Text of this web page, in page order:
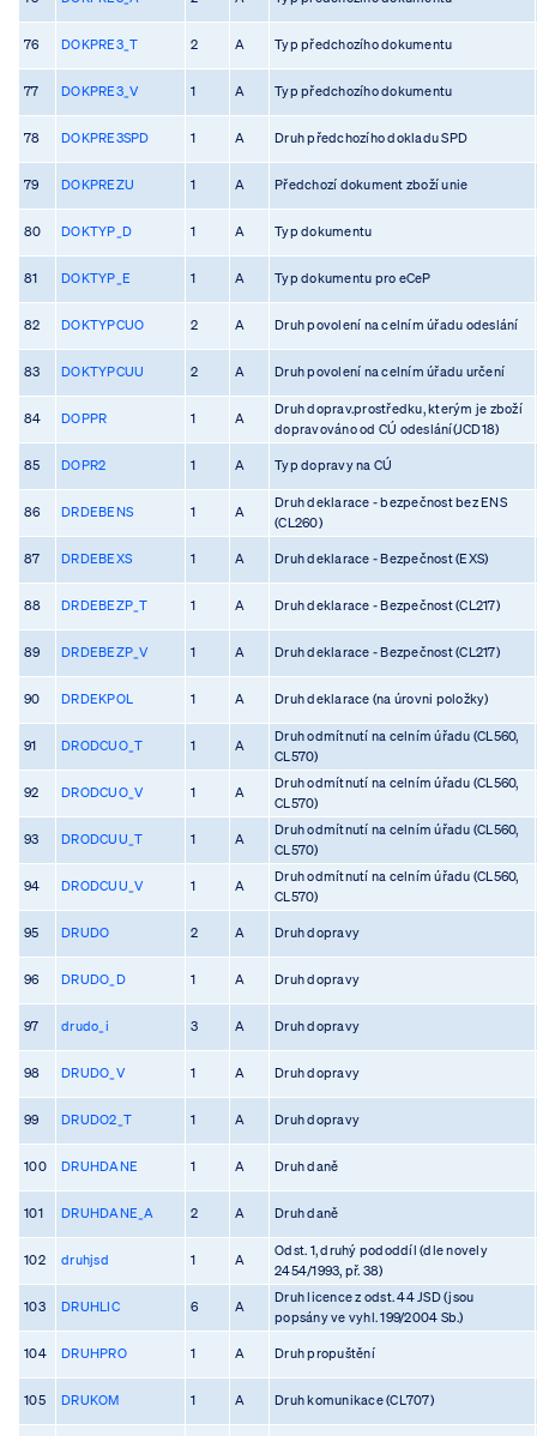
76 DOKPRE3_T 2 A Typ předchozího dokumentu
77 DOKPRE3_V 1 A Typ předchozího dokumentu
78 DOKPRE3SPD 1 A Druh předchozího dokladu SPD
79 DOKPREZU 1 A Předchozí dokument zboží unie
80 DOKTYP_D 1 A Typ dokumentu
81 DOKTYP_E 1 A Typ dokumentu pro eCeP
82 DOKTYPCUO 2 A Druh povolení na celním úřadu odeslání
83 DOKTYPCUU 2 A Druh povolení na celním úřadu určení
84 DOPPR 1 A
Druh doprav.prostředku, kterým je zboží
dopravováno od CÚ odeslání(JCD18)
85 DOPR2 1 A Typ dopravy na CÚ
86 DRDEBENS 1 A
Druh deklarace - bezpečnost bez ENS
(CL260)
87 DRDEBEXS 1 A Druh deklarace - Bezpečnost (EXS)
88 DRDEBEZP_T 1 A Druh deklarace - Bezpečnost (CL217)
89 DRDEBEZP_V 1 A Druh deklarace - Bezpečnost (CL217)
90 DRDEKPOL 1 A Druh deklarace (na úrovni položky)
91 DRODCUO_T 1 A
Druh odmítnutí na celním úřadu (CL560,
CL570)
92 DRODCUO_V 1 A
Druh odmítnutí na celním úřadu (CL560,
CL570)
93 DRODCUU_T 1 A
Druh odmítnutí na celním úřadu (CL560,
CL570)
94 DRODCUU_V 1 A
Druh odmítnutí na celním úřadu (CL560,
CL570)
95 DRUDO 2 A Druh dopravy
96 DRUDO_D 1 A Druh dopravy
97 drudo_i 3 A Druh dopravy
98 DRUDO_V 1 A Druh dopravy
99 DRUDO2_T 1 A Druh dopravy
100 DRUHDANE 1 A Druh daně
101 DRUHDANE_A 2 A Druh daně
102 druhjsd 1 A
Odst. 1, druhý pododdíl (dle novely
2454/1993, př. 38)
103 DRUHLIC 6 A
Druh licence z odst. 44 JSD (jsou
popsány ve vyhl. 199/2004 Sb.)
104 DRUHPRO 1 A Druh propuštění
105 DRUKOM 1 A Druh komunikace (CL707)